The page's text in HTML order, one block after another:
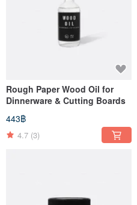
Rough Paper Wood Oil for
Dinnerware & Cutting Boards
443฿
4.7 (3)